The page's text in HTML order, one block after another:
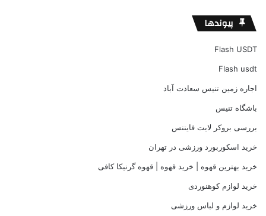
پیوندها
Flash USDT
Flash usdt
اجاره زمین تنیس سعادت آباد
باشگاه تنیس
بررسی بروکر لایت فایننس
خرید اسکوربورد ورزشی در تهران
خرید بهترین قهوه | خرید قهوه | قهوه گرنیکا کافی
خرید لوازم کوهنوردی
خرید لوازم و لباس ورزشی